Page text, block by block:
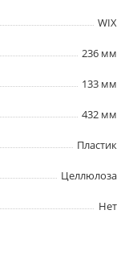
WIX
236 мм
133 мм
432 мм
Пластик
Целлюлоза
Нет